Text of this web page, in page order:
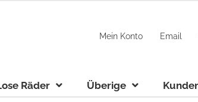
Mein Konto Email
Räder Überige